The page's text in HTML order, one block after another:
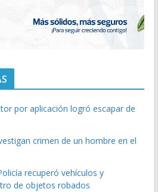
por aplicación logró escapar de
crimen de un hombre en el
recuperó vehículos y
de objetos robados